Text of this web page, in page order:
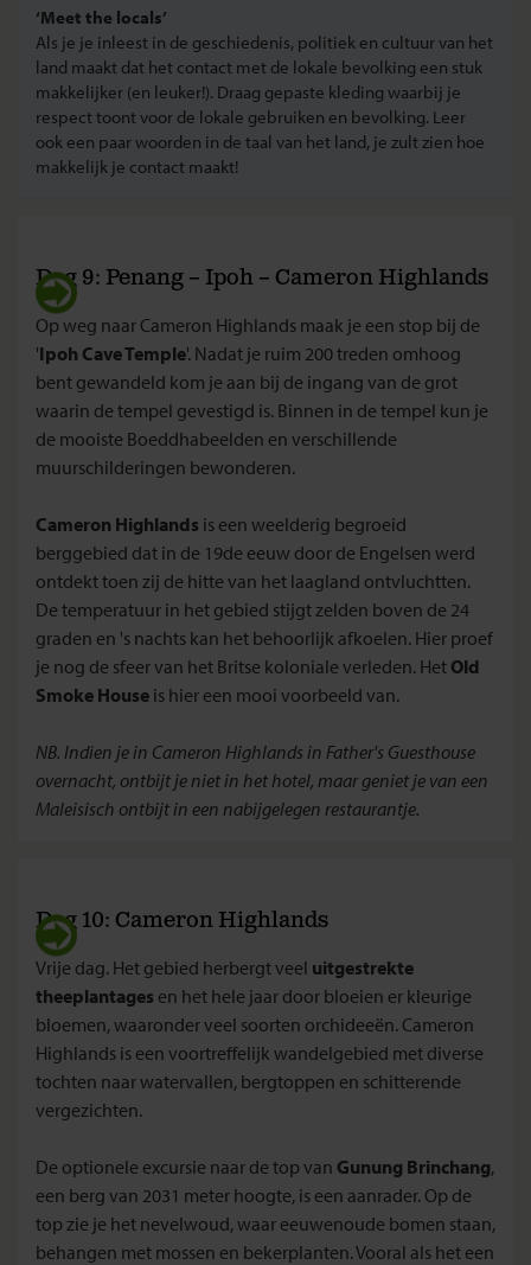
‘Meet the locals’
Als je je inleest in de geschiedenis, politiek en cultuur van het
land maakt dat het contact met de lokale bevolking een stuk
makkelijker (en leuker!). Draag gepaste kleding waarbij je
respect toont voor de lokale gebruiken en bevolking. Leer
ook een paar woorden in de taal van het land, je zult zien hoe
makkelijk je contact maakt!
Dag 9: Penang – Ipoh – Cameron Highlands
Op weg naar Cameron Highlands maak je een stop bij de
'Ipoh Cave Temple'. Nadat je ruim 200 treden omhoog
bent gewandeld kom je aan bij de ingang van de grot
waarin de tempel gevestigd is. Binnen in de tempel kun je
de mooiste Boeddhabeelden en verschillende
muurschilderingen bewonderen.
Cameron Highlands is een weelderig begroeid
berggebied dat in de 19de eeuw door de Engelsen werd
ontdekt toen zij de hitte van het laagland ontvluchtten.
De temperatuur in het gebied stijgt zelden boven de 24
graden en 's nachts kan het behoorlijk afkoelen. Hier proef
je nog de sfeer van het Britse koloniale verleden. Het Old
Smoke House is hier een mooi voorbeeld van.
NB. Indien je in Cameron Highlands in Father's Guesthouse
overnacht, ontbijt je niet in het hotel, maar geniet je van een
Maleisisch ontbijt in een nabijgelegen restaurantje.
Dag 10: Cameron Highlands
Vrije dag. Het gebied herbergt veel uitgestrekte
theeplantages en het hele jaar door bloeien er kleurige
bloemen, waaronder veel soorten orchideeën. Cameron
Highlands is een voortreffelijk wandelgebied met diverse
tochten naar watervallen, bergtoppen en schitterende
vergezichten.
De optionele excursie naar de top van Gunung Brinchang,
een berg van 2031 meter hoogte, is een aanrader. Op de
top zie je het nevelwoud, waar eeuwenoude bomen staan,
behangen met mossen en bekerplanten. Vooral als het een